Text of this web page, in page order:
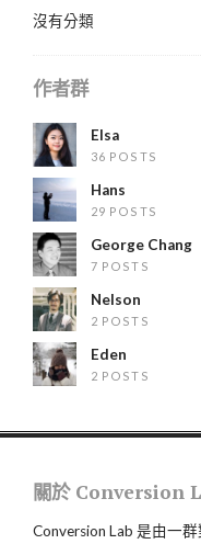
沒有分類
作者群
Elsa
36 POSTS
Hans
29 POSTS
George Chang
7 POSTS
Nelson
2 POSTS
Eden
2 POSTS
關於 Conversion
Conversion Lab 是由一